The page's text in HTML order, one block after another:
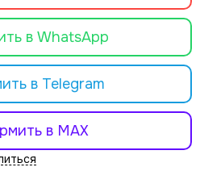
в WhatsApp
в Telegram
в MAX